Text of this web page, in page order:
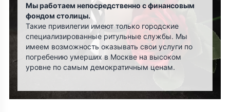
Мы работаем непосредственно с финансовым
фондом столицы.
Такие привилегии имеют только городские
специализированные ритульные службы. Мы
имеем возможность оказывать свои услуги по
погребению умерших в Москве на высоком
уровне по самым демократичным ценам.